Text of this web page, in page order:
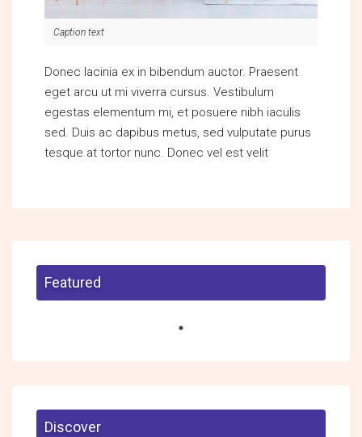
Caption text
Donec lacinia ex in bibendum auctor. Praesent
eget arcu ut mi viverra cursus. Vestibulum
egestas elementum mi, et posuere nibh iaculis
sed. Duis ac dapibus metus, sed vulputate purus
tesque at tortor nunc. Donec vel est velit
Featured
Discover